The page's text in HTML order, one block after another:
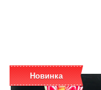
Новинка